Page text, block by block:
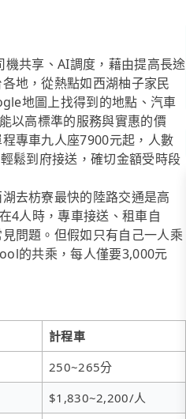
共享、AI調度，藉由提高長途
地，從熱點如西湖柚子家民
地圖上找得到的地點、汽車
以高標準的服務與實惠的價
專車九人座7900元起，人數
鬆到府接送，確切金額受時段
去枋寮最快的陸路交通是高
4人時，專車接送、租車自
問題。但假如只有自己一人乘
的共乘，每人僅要3,000元
計程車
250~265分
$1,830~2,200/人